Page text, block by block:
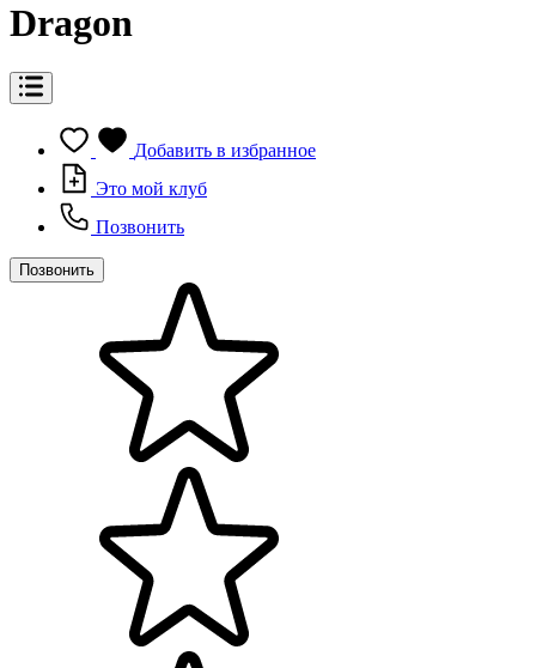
Dragon
Добавить в избранное
Это мой клуб
Позвонить
Позвонить